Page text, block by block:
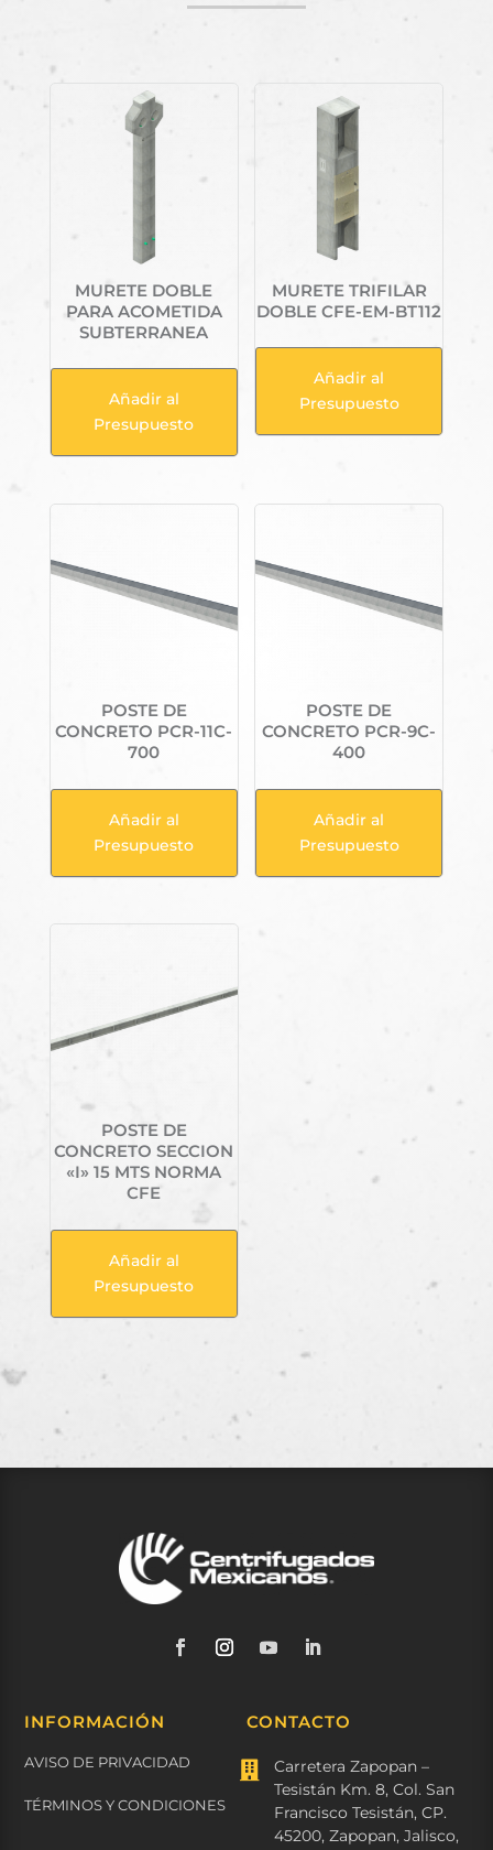
MURETE DOBLE
PARA ACOMETIDA
SUBTERRANEA
Añadir al
Presupuesto
MURETE TRIFILAR
DOBLE CFE-EM-BT112
Añadir al
Presupuesto
POSTE DE
CONCRETO PCR-11C-
700
Añadir al
Presupuesto
POSTE DE
CONCRETO PCR-9C-
400
Añadir al
Presupuesto
POSTE DE
CONCRETO SECCION
«I» 15 MTS NORMA
CFE
Añadir al
Presupuesto
INFORMACIÓN
AVISO DE PRIVACIDAD
TÉRMINOS Y CONDICIONES
CONTACTO

Carretera Zapopan –
Tesistán Km. 8, Col. San
Francisco Tesistán, CP.
45200, Zapopan, Jalisco,